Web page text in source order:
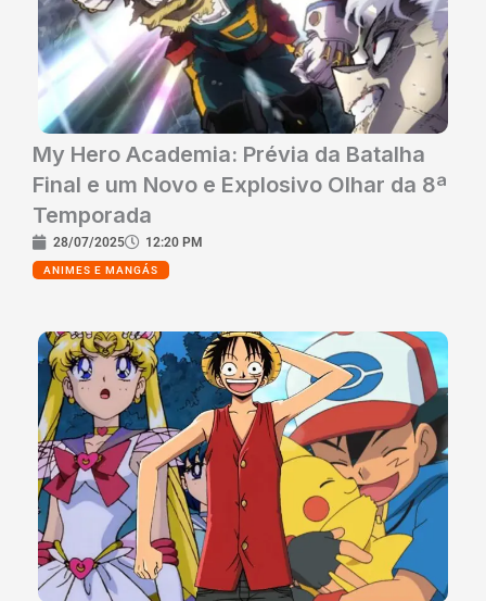
My Hero Academia: Prévia da Batalha
Final e um Novo e Explosivo Olhar da 8ª
Temporada
28/07/2025 12:20 PM
ANIMES E MANGÁS